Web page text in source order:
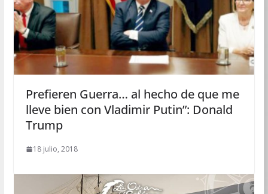
Prefieren Guerra… al hecho de que me
lleve bien con Vladimir Putin”: Donald
Trump
18 julio, 2018